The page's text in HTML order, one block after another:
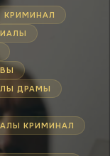
КРИМИНАЛ
ДРАМЫ
КРИМИНАЛ